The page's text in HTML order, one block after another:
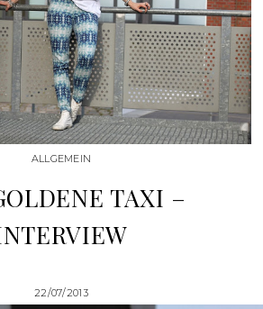
ALLGEMEIN
TAXI –
22/07/2013